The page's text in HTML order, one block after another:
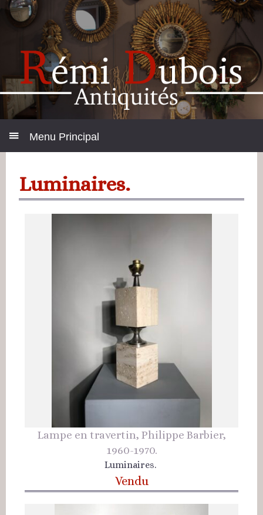
Menu Principal
Luminaires.
Lampe en travertin, Philippe Barbier,
1960-1970.
Luminaires.
Vendu